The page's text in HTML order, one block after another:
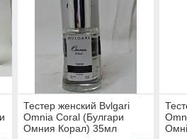
Тестер женский Bvlgari
Omnia Coral (Булгари
Омния Корал) 35мл